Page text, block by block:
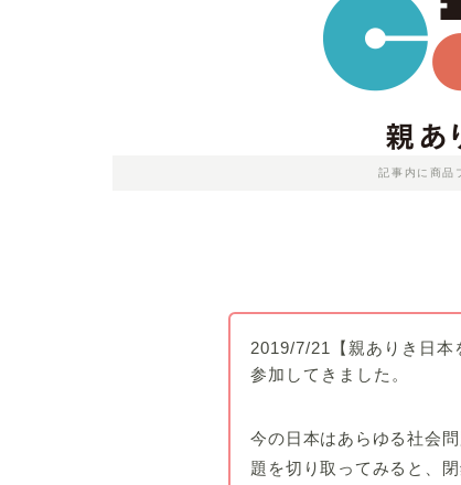
記事内に商品
2019/7/21 【親ありき日
参加してきました。
今の日本はあらゆる社会
題を切り取ってみると、